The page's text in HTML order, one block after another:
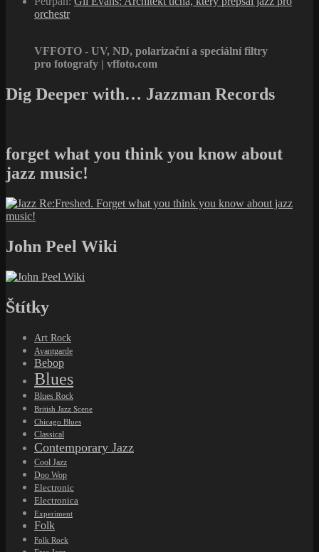
orchestr
VFFOTO - UV, ND, polarizační a speciální filtry
pro fotografy | vffoto.com
Dig Deeper with… Jazzman Records
forget what you think you know about
jazz music!
John Peel Wiki
Štítky
Art Rock
Avantgarde
Bebop
Blues
Blues Rock
British Jazz Scene
Chicago Blues
Classical
Contemporary Jazz
Cool Jazz
Doo Wop
Electronic
Electronica
Experiment
Folk
Folk Rock